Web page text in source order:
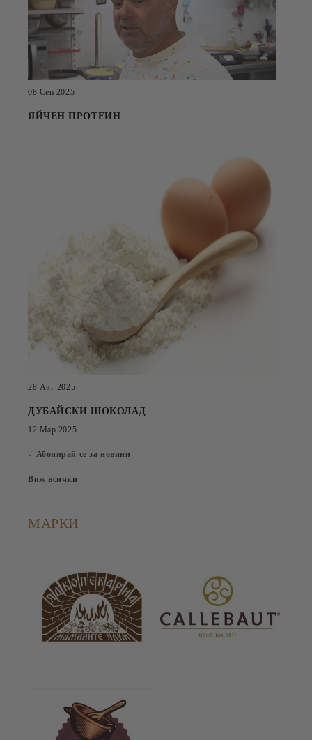
08 Сеп 2025
ЯЙЧЕН ПРОТЕИН
28 Авг 2025
ДУБАЙСКИ ШОКОЛАД
12 Мар 2025
Абонирай се за новини
Виж всички
МАРКИ